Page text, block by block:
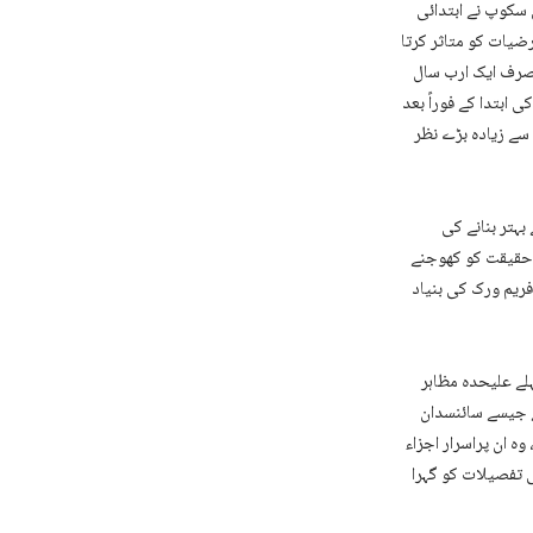
سکوپ نے ابتدائی
کو متاثر کرتا
صرف ایک ارب سال
ابتدا کے فوراً بعد
زیادہ بڑے نظر
بنانے کی
حقیقت کو کھوجنے
ورک کی بنیاد
علیحدہ مظاہر
جیسے سائنسدان
ان پراسرار اجزاء
تفصیلات کو گہرا